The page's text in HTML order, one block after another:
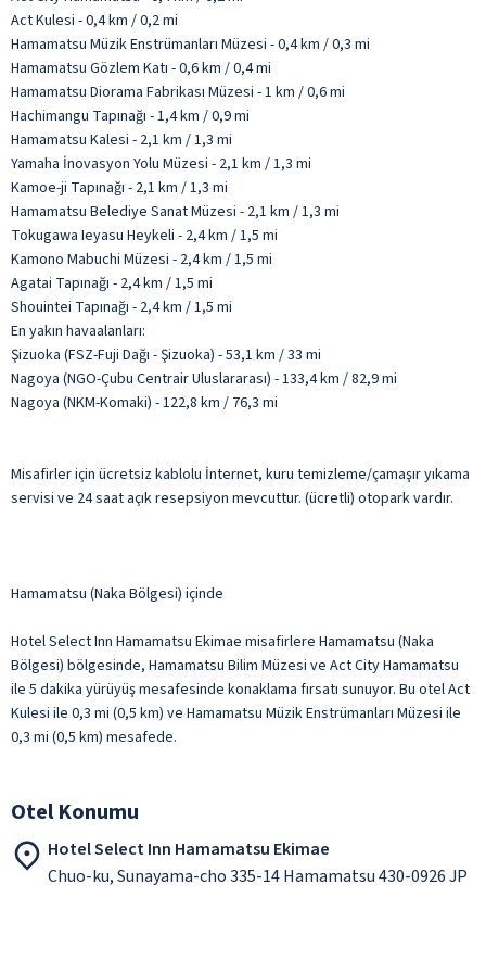
Act Kulesi - 0,4 km / 0,2 mi
Hamamatsu Müzik Enstrümanları Müzesi - 0,4 km / 0,3 mi
Hamamatsu Gözlem Katı - 0,6 km / 0,4 mi
Hamamatsu Diorama Fabrikası Müzesi - 1 km / 0,6 mi
Hachimangu Tapınağı - 1,4 km / 0,9 mi
Hamamatsu Kalesi - 2,1 km / 1,3 mi
Yamaha İnovasyon Yolu Müzesi - 2,1 km / 1,3 mi
Kamoe-ji Tapınağı - 2,1 km / 1,3 mi
Hamamatsu Belediye Sanat Müzesi - 2,1 km / 1,3 mi
Tokugawa Ieyasu Heykeli - 2,4 km / 1,5 mi
Kamono Mabuchi Müzesi - 2,4 km / 1,5 mi
Agatai Tapınağı - 2,4 km / 1,5 mi
Shouintei Tapınağı - 2,4 km / 1,5 mi
En yakın havaalanları:
Şizuoka (FSZ-Fuji Dağı - Şizuoka) - 53,1 km / 33 mi
Nagoya (NGO-Çubu Centrair Uluslararası) - 133,4 km / 82,9 mi
Nagoya (NKM-Komaki) - 122,8 km / 76,3 mi
Misafirler için ücretsiz kablolu İnternet, kuru temizleme/çamaşır yıkama
servisi ve 24 saat açık resepsiyon mevcuttur. (ücretli) otopark vardır.
Hamamatsu (Naka Bölgesi) içinde
Hotel Select Inn Hamamatsu Ekimae misafirlere Hamamatsu (Naka
Bölgesi) bölgesinde, Hamamatsu Bilim Müzesi ve Act City Hamamatsu
ile 5 dakika yürüyüş mesafesinde konaklama fırsatı sunuyor. Bu otel Act
Kulesi ile 0,3 mi (0,5 km) ve Hamamatsu Müzik Enstrümanları Müzesi ile
0,3 mi (0,5 km) mesafede.
Otel Konumu
Hotel Select Inn Hamamatsu Ekimae
Chuo-ku, Sunayama-cho 335-14 Hamamatsu 430-0926 JP